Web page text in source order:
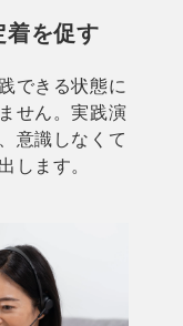
を促す
できる状態に
せん。実践演
意識しなくて
します。